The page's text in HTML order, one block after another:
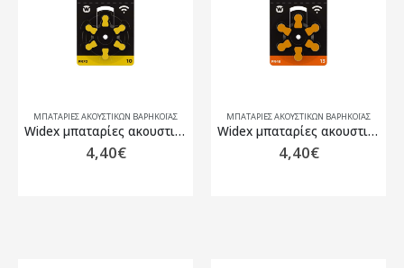
ΜΠΑΤΑΡΊΕΣ ΑΚΟΥΣΤΙΚΏΝ ΒΑΡΗΚΟΪ́ΑΣ
Widex μπαταρίες ακουστικων τύπος 10
4,40€
ΜΠΑΤΑΡΊΕΣ ΑΚΟΥΣΤΙΚΏΝ ΒΑΡΗΚΟΪ́ΑΣ
Widex μπαταρίες ακουστικων τύπος 13
4,40€